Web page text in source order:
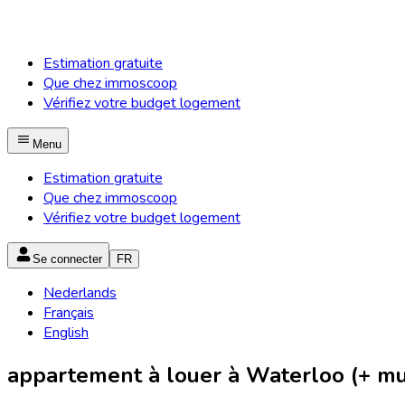
Estimation gratuite
Que chez immoscoop
Vérifiez votre budget logement
Menu
Estimation gratuite
Que chez immoscoop
Vérifiez votre budget logement
Se connecter FR
Nederlands
Français
English
appartement à louer à Waterloo (+